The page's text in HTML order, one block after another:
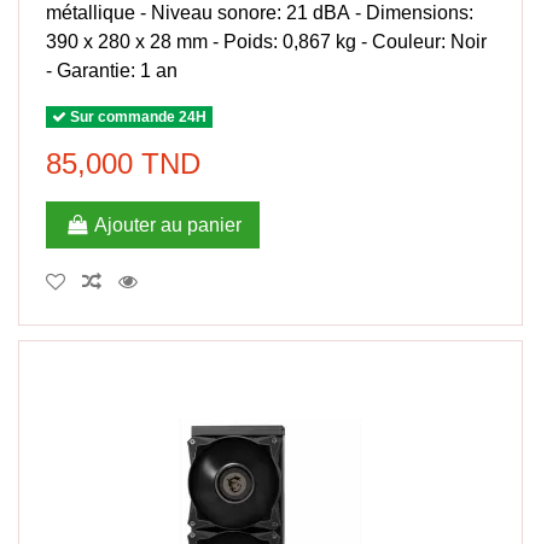
métallique - Niveau sonore: 21 dBA - Dimensions:
390 x 280 x 28 mm - Poids: 0,867 kg - Couleur: Noir
- Garantie: 1 an
Sur commande 24H
85,000 TND
Ajouter au panier